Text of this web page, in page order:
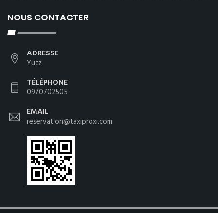
NOUS CONTACTER
ADRESSE
Yutz
TÉLÉPHONE
0970702505
EMAIL
reservation@taxiproxi.com